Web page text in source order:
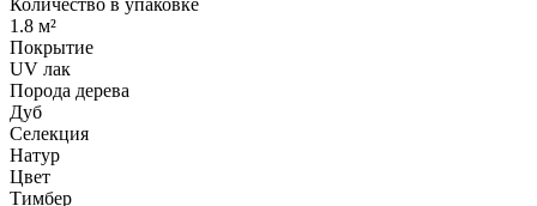
1.8 м²
Покрытие
UV лак
Порода дерева
Дуб
Селекция
Натур
Цвет
Тимбер